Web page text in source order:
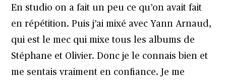
En studio on a fait un peu ce qu’on avait fait
en répétition. Puis j’ai mixé avec Yann Arnaud,
qui est le mec qui mixe tous les albums de
Stéphane et Olivier. Donc je le connais bien et
me sentais vraiment en confiance. Je me